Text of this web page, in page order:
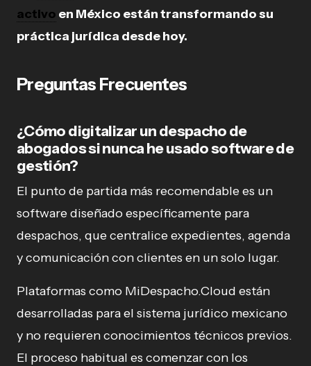
activo en México están transformando su
práctica jurídica desde hoy.
Preguntas Frecuentes
¿Cómo digitalizar un despacho de
abogados si nunca he usado software de
gestión?
El punto de partida más recomendable es un
software diseñado específicamente para
despachos, que centralice expedientes, agenda
y comunicación con clientes en un solo lugar.
Plataformas como MiDespacho.Cloud están
desarrolladas para el sistema jurídico mexicano
y no requieren conocimientos técnicos previos.
El proceso habitual es comenzar con los